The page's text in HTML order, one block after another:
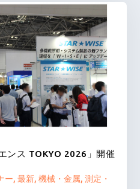
ンス TOKYO 2026」開催
ー,最新,機械・金属,測定・